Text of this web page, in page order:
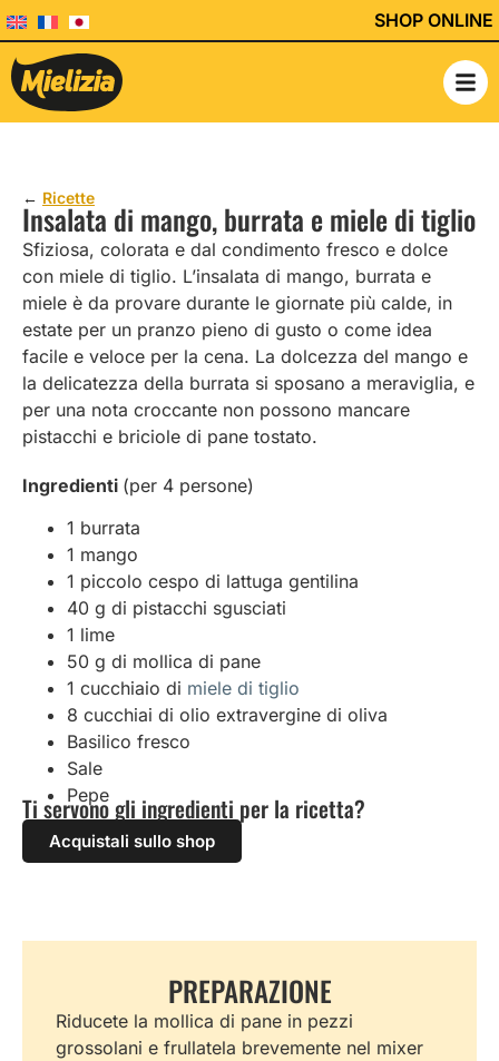
SHOP ONLINE
← Ricette
Insalata di mango, burrata e miele di tiglio
Sfiziosa, colorata e dal condimento fresco e dolce
con miele di tiglio. L’insalata di mango, burrata e
miele è da provare durante le giornate più calde, in
estate per un pranzo pieno di gusto o come idea
facile e veloce per la cena. La dolcezza del mango e
la delicatezza della burrata si sposano a meraviglia, e
per una nota croccante non possono mancare
pistacchi e briciole di pane tostato.
Ingredienti (per 4 persone)
1 burrata
1 mango
1 piccolo cespo di lattuga gentilina
40 g di pistacchi sgusciati
1 lime
50 g di mollica di pane
1 cucchiaio di miele di tiglio
8 cucchiai di olio extravergine di oliva
Basilico fresco
Sale
Pepe
Ti servono gli ingredienti per la ricetta?
Acquistali sullo shop
PREPARAZIONE
Riducete la mollica di pane in pezzi
grossolani e frullatela brevemente nel mixer